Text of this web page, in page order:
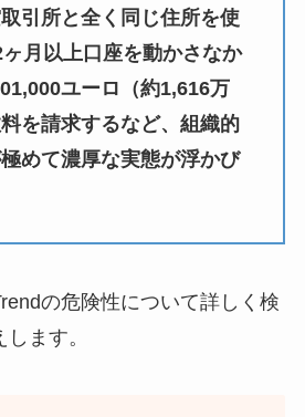
引所と全く同じ住所を使
月以上口座を動かさなか
ユーロ（約1,616万
を請求するなど、組織的
めて濃厚な実態が浮かび
の危険性について詳しく検
ます。